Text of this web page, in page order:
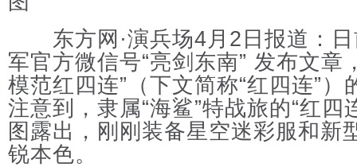
东方网·演兵场4月2日报道：日
军官方微信号“亮剑东南” 发布文章
模范红四连”（下文简称“红四连”
注意到，隶属“海鲨”特战旅的“红四
图露出，刚刚装备星空迷彩服和新
锐本色。